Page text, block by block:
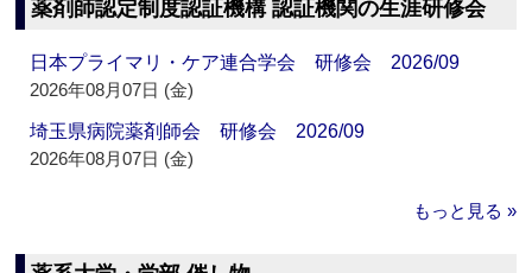
薬剤師認定制度認証機構 認証機関の生涯研修会
日本プライマリ・ケア連合学会 研修会 2026/09
2026年08月07日 (金)
埼玉県病院薬剤師会 研修会 2026/09
2026年08月07日 (金)
もっと見る »